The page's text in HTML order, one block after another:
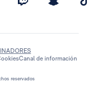
reservados
Canal de información